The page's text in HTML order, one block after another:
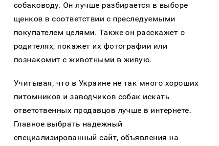
собаководу. Он лучше разбирается в выборе
щенков в соответствии с преследуемыми
покупателем целями. Также он расскажет о
родителях, покажет их фотографии или
познакомит с животными в живую.
Учитывая, что в Украине не так много хороших
питомников и заводчиков собак искать
ответственных продавцов лучше в интернете.
Главное выбрать надежный
специализированный сайт, объявления на